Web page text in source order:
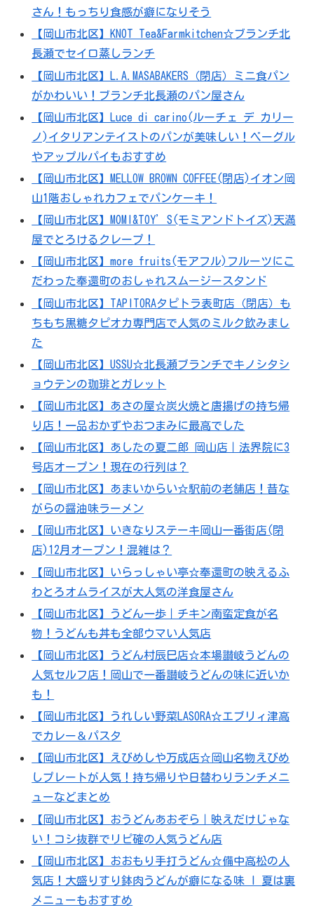
さん！もっちり食感が癖になりそう
【岡山市北区】KNOT Tea&Farmkitchen☆ブランチ北
長瀬でセイロ蒸しランチ
【岡山市北区】L.A.MASABAKERS（閉店）ミニ食パン
がかわいい！ブランチ北長瀬のパン屋さん
【岡山市北区】Luce di carino(ルーチェ デ カリー
ノ)イタリアンテイストのパンが美味しい！ベーグル
やアップルパイもおすすめ
【岡山市北区】MELLOW BROWN COFFEE(閉店)イオン岡
山1階おしゃれカフェでパンケーキ！
【岡山市北区】MOMI&TOY’S(モミアンドトイズ)天満
屋でとろけるクレープ！
【岡山市北区】more fruits(モアフル)フルーツにこ
だわった奉還町のおしゃれスムージースタンド
【岡山市北区】TAPITORAタピトラ表町店（閉店）も
ちもち黒糖タピオカ専門店で人気のミルク飲みまし
た
【岡山市北区】USSU☆北長瀬ブランチでキノシタシ
ョウテンの珈琲とガレット
【岡山市北区】あさの屋☆炭火焼と唐揚げの持ち帰
り店！一品おかずやおつまみに最高でした
【岡山市北区】あしたの夏二郎 岡山店｜法界院に3
号店オープン！現在の行列は？
【岡山市北区】あまいからい☆駅前の老舗店！昔な
がらの醤油味ラーメン
【岡山市北区】いきなりステーキ岡山一番街店(閉
店)12月オープン！混雑は？
【岡山市北区】いらっしゃい亭☆奉還町の映えるふ
わとろオムライスが大人気の洋食屋さん
【岡山市北区】うどん一歩｜チキン南蛮定食が名
物！うどんも丼も全部ウマい人気店
【岡山市北区】うどん村辰巳店☆本場讃岐うどんの
人気セルフ店！岡山で一番讃岐うどんの味に近いか
も！
【岡山市北区】うれしい野菜LASORA☆エブリィ津高
でカレー＆パスタ
【岡山市北区】えびめしや万成店☆岡山名物えびめ
しプレートが人気！持ち帰りや日替わりランチメニ
ューなどまとめ
【岡山市北区】おうどんあおぞら｜映えだけじゃな
い！コシ抜群でリピ確の人気うどん店
【岡山市北区】おおもり手打うどん☆備中高松の人
気店！大盛りすり鉢肉うどんが癖になる味 I 夏は裏
メニューもおすすめ